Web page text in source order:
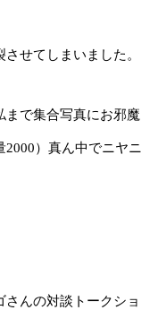
せてしまいました。
まで集合写真にお邪魔
2000）真ん中でニヤニ
さんの対談トークショ